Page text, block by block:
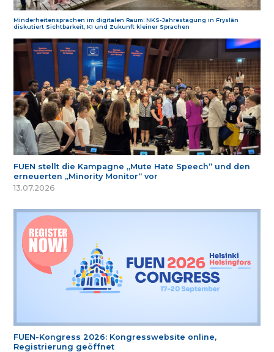
Minderheitensprachen im digitalen Raum: NKS-Jahrestagung in Fryslân
diskutiert Sichtbarkeit, KI und Zukunft kleiner Sprachen
FUEN stellt die Kampagne „Mute Hate Speech“ und den
erneuerten „Minority Monitor“ vor
13.07.2026
FUEN-Kongress 2026: Kongresswebsite online,
Registrierung geöffnet